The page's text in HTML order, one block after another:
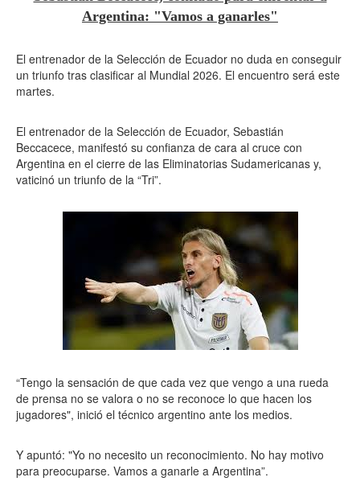
Argentina: "Vamos a ganarles"
El entrenador de la Selección de Ecuador no duda en conseguir
un triunfo tras clasificar al Mundial 2026. El encuentro será este
martes.
El entrenador de la Selección de Ecuador, Sebastián
Beccacece, manifestó su confianza de cara al cruce con
Argentina en el cierre de las Eliminatorias Sudamericanas y,
vaticinó un triunfo de la “Tri”.
“Tengo la sensación de que cada vez que vengo a una rueda
de prensa no se valora o no se reconoce lo que hacen los
jugadores", inició el técnico argentino ante los medios.
Y apuntó: "Yo no necesito un reconocimiento. No hay motivo
para preocuparse. Vamos a ganarle a Argentina”.